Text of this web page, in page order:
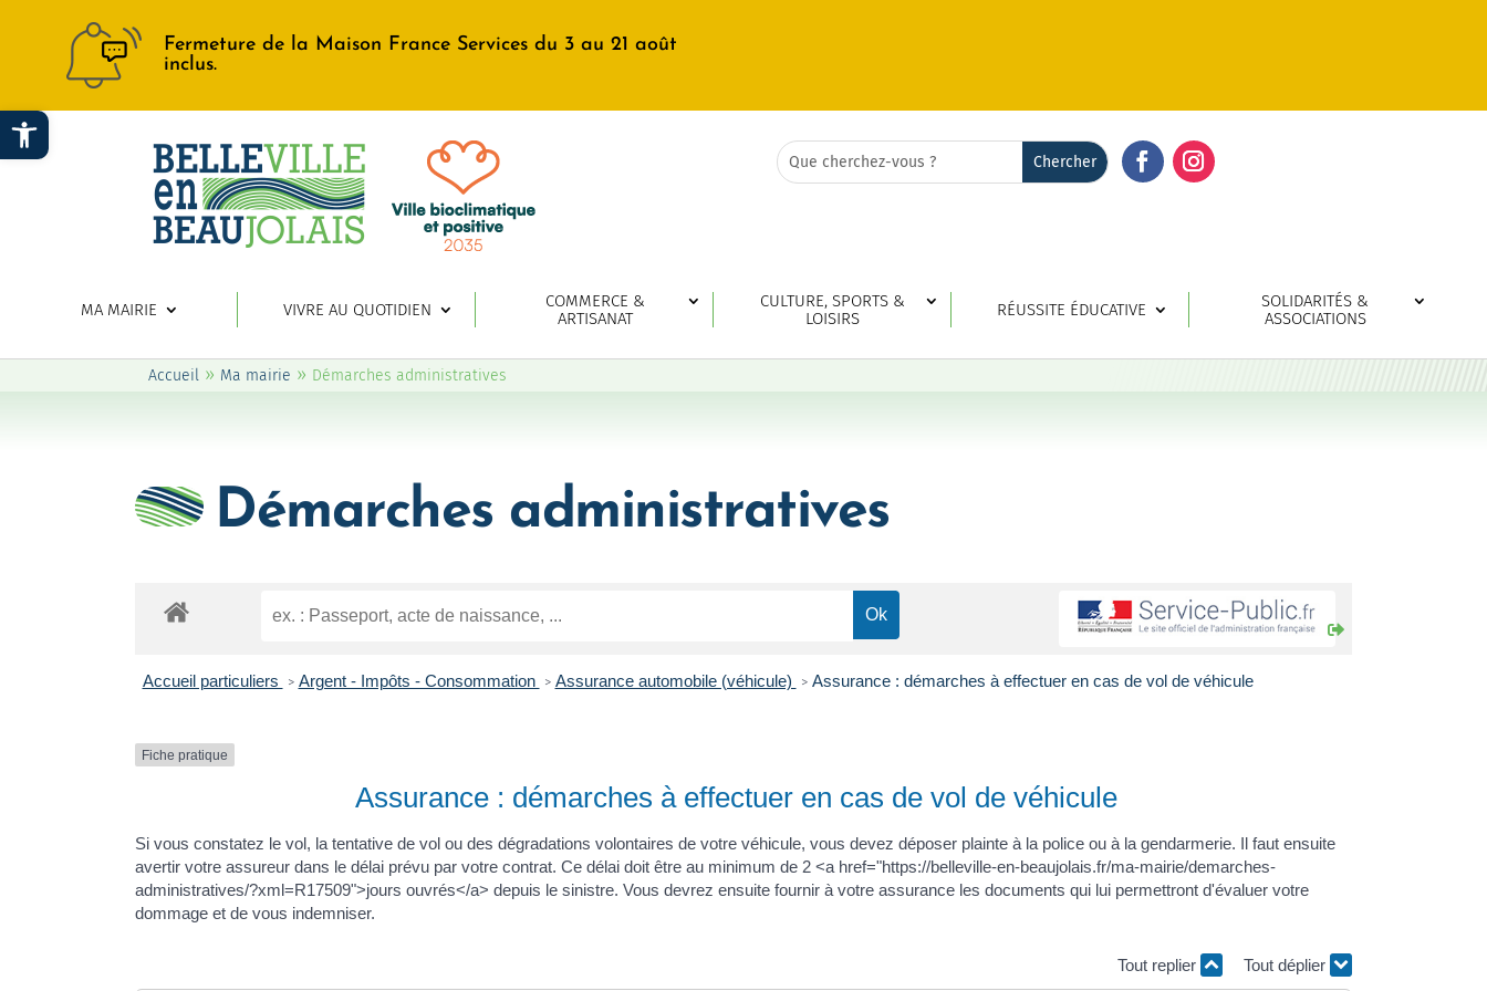
Ouvrir la barre d’outils
Fermeture de la Maison France Services du 3 au 21 août
inclus.
Rechercher:
Search
for...
MA MAIRIE VIVRE AU QUOTIDIEN
COMMERCE &
ARTISANAT
CULTURE, SPORTS &
LOISIRS
RÉUSSITE ÉDUCATIVE
SOLIDARITÉS &
ASSOCIATIONS
Accueil » Ma mairie » Démarches administratives
Démarches administratives
Accueil particuliers > Argent - Impôts - Consommation > Assurance automobile (véhicule) > Assurance : démarches à effectuer en cas de vol de véhicule
Fiche pratique
Assurance : démarches à effectuer en cas de vol de véhicule
Si vous constatez le vol, la tentative de vol ou des dégradations volontaires de votre véhicule, vous devez déposer plainte à la police ou à la gendarmerie. Il faut ensuite
avertir votre assureur dans le délai prévu par votre contrat. Ce délai doit être au minimum de 2 <a href="https://belleville-en-beaujolais.fr/ma-mairie/demarches-
administratives/?xml=R17509">jours ouvrés</a> depuis le sinistre. Vous devrez ensuite fournir à votre assurance les documents qui lui permettront d'évaluer votre
dommage et de vous indemniser.
Tout replier Tout déplier